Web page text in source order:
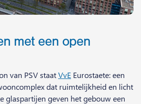
met een open
van PSV staatVvE Eurostaete: een
dat ruimtelijkheid en licht
glaspartijen geven het gebouw een